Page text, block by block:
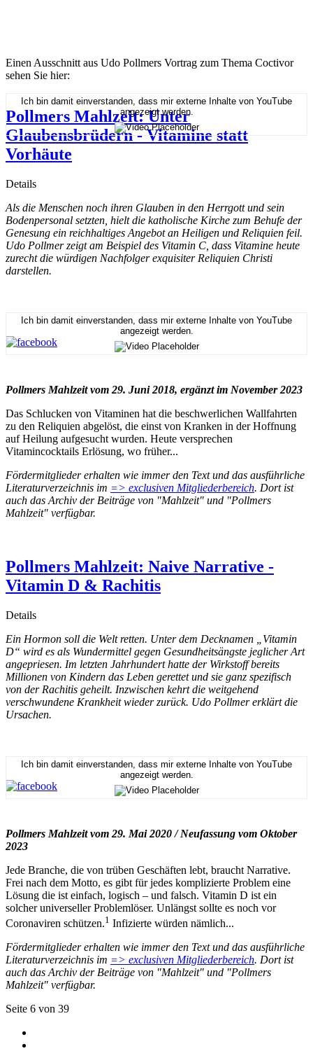
Einen Ausschnitt aus Udo Pollmers Vortrag zum Thema Coctivor
sehen Sie hier:
Ich bin damit einverstanden, dass mir externe Inhalte von YouTube
angezeigt werden.
Pollmers Mahlzeit: Unter
Glaubensbrüdern - Vitamine statt
Vorhäute
Details
Als die Menschen noch ihren Glauben in den Herrgott und sein
Bodenpersonal setzten, hielt die katholische Kirche zum Behufe der
Genesung ein reichhaltiges Angebot an Heiligen und Reliquien feil.
Udo Pollmer zeigt am Beispiel des Vitamin C, dass Vitamine heute
zurecht die würdigen Nachfolger exquisiter Reliquien Christi
darstellen.
Ich bin damit einverstanden, dass mir externe Inhalte von YouTube
angezeigt werden.
Pollmers Mahlzeit vom 29. Juni 2018, ergänzt im November 2023
Das Schlucken von Vitaminen hat die beschwerlichen Wallfahrten
zu den Reliquien abgelöst, die einst von Kranken in der Hoffnung
auf Heilung aufgesucht wurden. Heute versprechen
Vitamincocktails Erlösung, wo früher...
Fördermitglieder erhalten wie immer den Text und das ausführliche
Literaturverzeichnis im => exclusiven Mitgliederbereich. Dort ist
auch das Archiv der Beiträge von "Mahlzeit" und "Pollmers
Mahlzeit" verfügbar.
Pollmers Mahlzeit: Naive Narrative -
Vitamin D & Rachitis
Details
Ein Hormon soll die Welt retten. Unter dem Decknamen „Vitamin
D“ wird es als Wundermittel gegen Gesundheitsängste jeglicher Art
angepriesen. Im letzten Jahrhundert hatte der Wirkstoff bereits
Millionen von Kindern das Leben gerettet und sie ganz spezifisch
von der Rachitis geheilt. Inzwischen kehrt die weitgehend
verschwundene Krankheit wieder zurück. Udo Pollmer erklärt die
Ursachen.
Ich bin damit einverstanden, dass mir externe Inhalte von YouTube
angezeigt werden.
Pollmers Mahlzeit vom 29. Mai 2020 / Neufassung vom Oktober
2023
Jede Branche, die von trüben Geschäften lebt, braucht Narrative.
Frei nach dem Motto, es gibt für jedes komplizierte Problem eine
Lösung die ist einfach, logisch – und falsch. Vitamin D ist ein
solcher universeller Problemlöser. Unlängst sollte es noch vor
Coronaviren schützen.1 Infizierte würden nämlich...
Fördermitglieder erhalten wie immer den Text und das ausführliche
Literaturverzeichnis im => exclusiven Mitgliederbereich. Dort ist
auch das Archiv der Beiträge von "Mahlzeit" und "Pollmers
Mahlzeit" verfügbar.
Seite 6 von 39